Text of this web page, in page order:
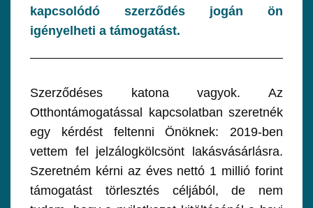
kapcsolódó szerződés jogán ön
igényelheti a támogatást.
Szerződéses katona vagyok. Az
Otthontámogatással kapcsolatban szeretnék
egy kérdést feltenni Önöknek: 2019-ben
vettem fel jelzálogkölcsönt lakásvásárlásra.
Szeretném kérni az éves nettó 1 millió forint
támogatást törlesztés céljából, de nem